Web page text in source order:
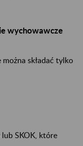
wychowawcze
składać tylko
SKOK, które